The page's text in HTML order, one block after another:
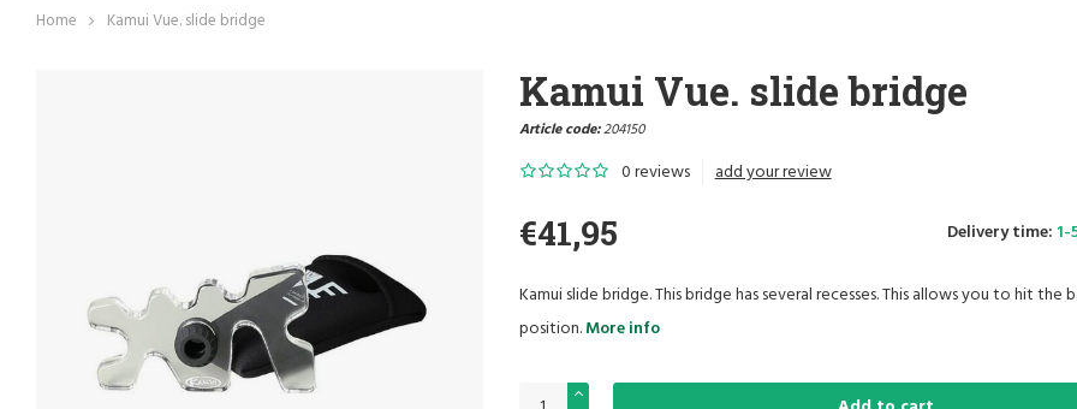
Home Kamui Vue. slide bridge
Kamui Vue. slide bridge
Article code:204150
0 reviews add your review
€41,95 Delivery time:
Kamui slide bridge. This bridge has several recesses. This allows you to hit the
position.More info